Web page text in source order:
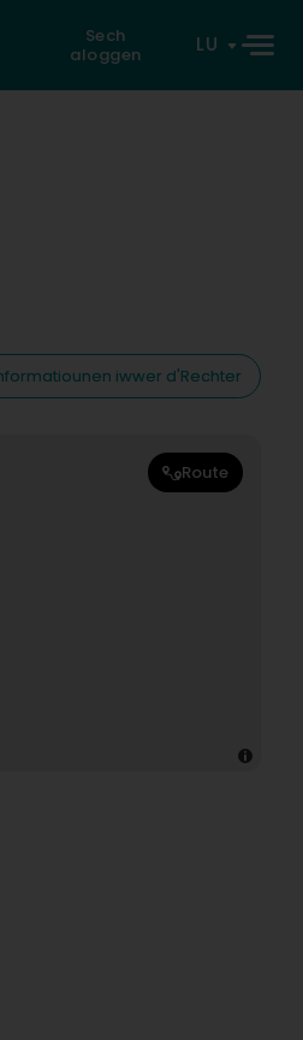
Sech
aloggen
LU
iwwer d'Rechter
Route